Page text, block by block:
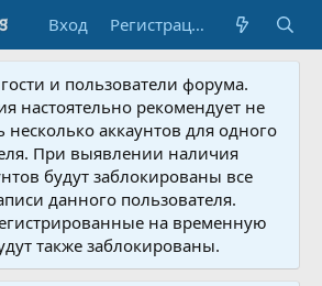
Вход Регистрация
и пользователи форума.
настоятельно рекомендует не
несколько аккаунтов для одного
При выявлении наличия
будут заблокированы все
данного пользователя.
на временную
также заблокированы.